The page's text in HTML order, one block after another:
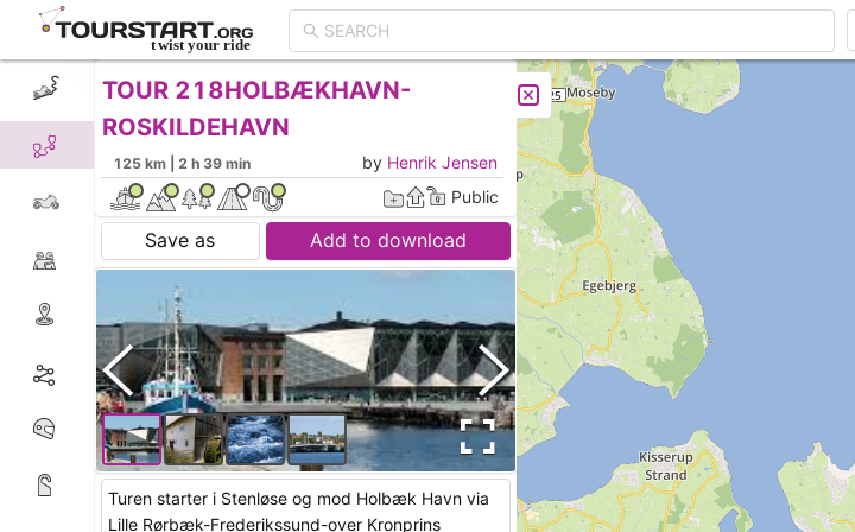
kmeller 2 timer og 47 min i køretid.
CREATE TOUR LIST
TOUR 218HOLBÆKHAVN-
ROSKILDEHAVN
125 km | 2 h 39 min by Henrik Jensen
Public
Save as Add to download
Turen starter i Stenløse og mod Holbæk Havn via
Lille Rørbæk-Frederikssund-over Kronprins